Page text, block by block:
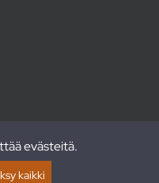
evästeitä.
kaikki